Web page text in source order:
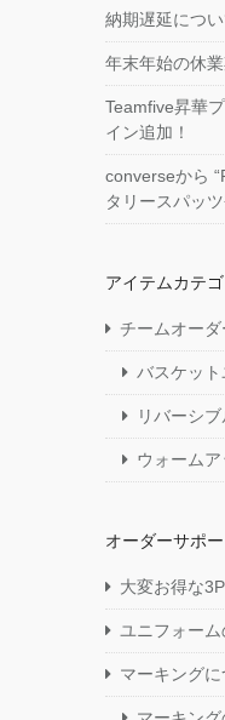
納期遅延につい
年末年始の休
Teamfive昇華
イン追加！
converseから
タリースパッ
アイテムカテ
チームオーダ
バスケッ
リバーシ
ウォーム
オーダーサポー
大変お得な
ユニフォー
マーキングに